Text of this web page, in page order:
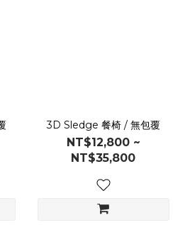
3D Sledge 餐椅 / 無包覆
NT$12,800 ~
NT$35,800